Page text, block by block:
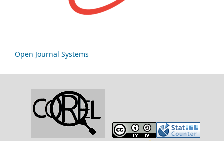
Open Journal Systems